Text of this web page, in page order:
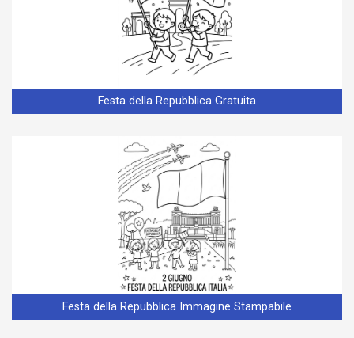
Festa della Repubblica Gratuita
Festa della Repubblica Immagine Stampabile